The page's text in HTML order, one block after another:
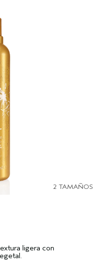
2 TAMAÑOS
ligera con